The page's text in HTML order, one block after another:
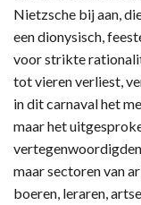
Nietzsche bij aan,
een dionysisch,
voor strikte
tot vieren verliest,
in dit carnaval het
maar het
maar sectoren van
boeren, leraren,